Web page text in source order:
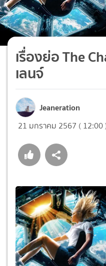
เรื่องย่อ The
เลนจ์
Jeaneration
21 มกราคม 2567 ( 12:00